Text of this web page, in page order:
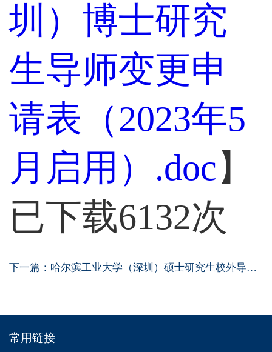
圳）博士研究
生导师变更申
请表（2023年5
月启用）.doc】
已下载6132次
下一篇： 哈尔滨工业大学（深圳）硕士研究生校外导师...
常用链接